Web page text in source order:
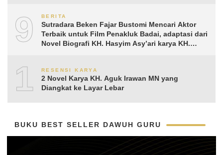
9 BERITA
Sutradara Beken Fajar Bustomi Mencari Aktor
Terbaik untuk Film Penakluk Badai, adaptasi dari
Novel Biografi KH. Hasyim Asy’ari karya KH.
10RESENSI KARYA
2 Novel Karya KH. Aguk Irawan MN yang
Diangkat ke Layar Lebar
BUKU BEST SELLER DAWUH GURU